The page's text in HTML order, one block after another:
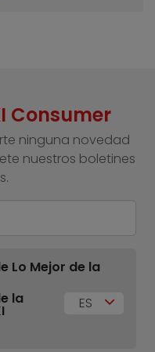
Consumer
ninguna novedad
nuestros boletines
Lo Mejor de la
la
ES